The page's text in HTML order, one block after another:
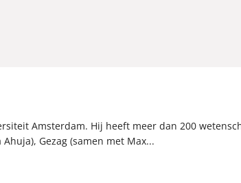
Amsterdam. Hij heeft meer dan 200
Gezag (samen met Max...